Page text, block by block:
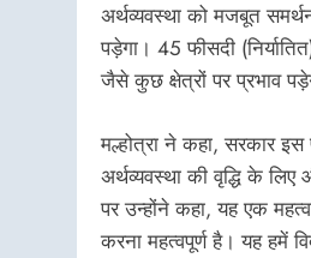
अर्थव्यवस्था को मजबूत
पड़ेगा। 45 फीसदी
जैसे कुछ क्षेत्रों पर प्रभाव
मल्होत्रा ने कहा, सरकार
अर्थव्यवस्था की वृद्धि के
पर उन्होंने कहा, यह एक
करना महत्वपूर्ण है। यह हमें